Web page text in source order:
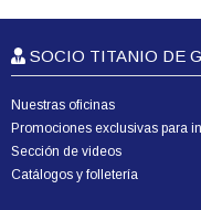
SOCIO TITANIO DE
Nuestras oficinas
Promociones exclusivas para
Sección de videos
Catálogos y folletería